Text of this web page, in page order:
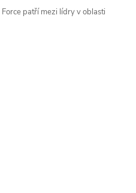
patří mezi lídry v oblasti